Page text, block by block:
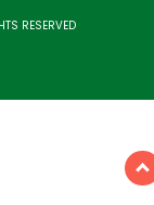
RESERVED